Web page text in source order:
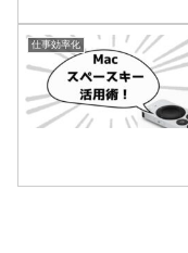
仕事効率化